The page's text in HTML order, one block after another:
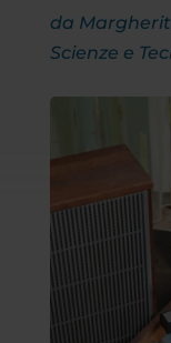
da
Scienze e